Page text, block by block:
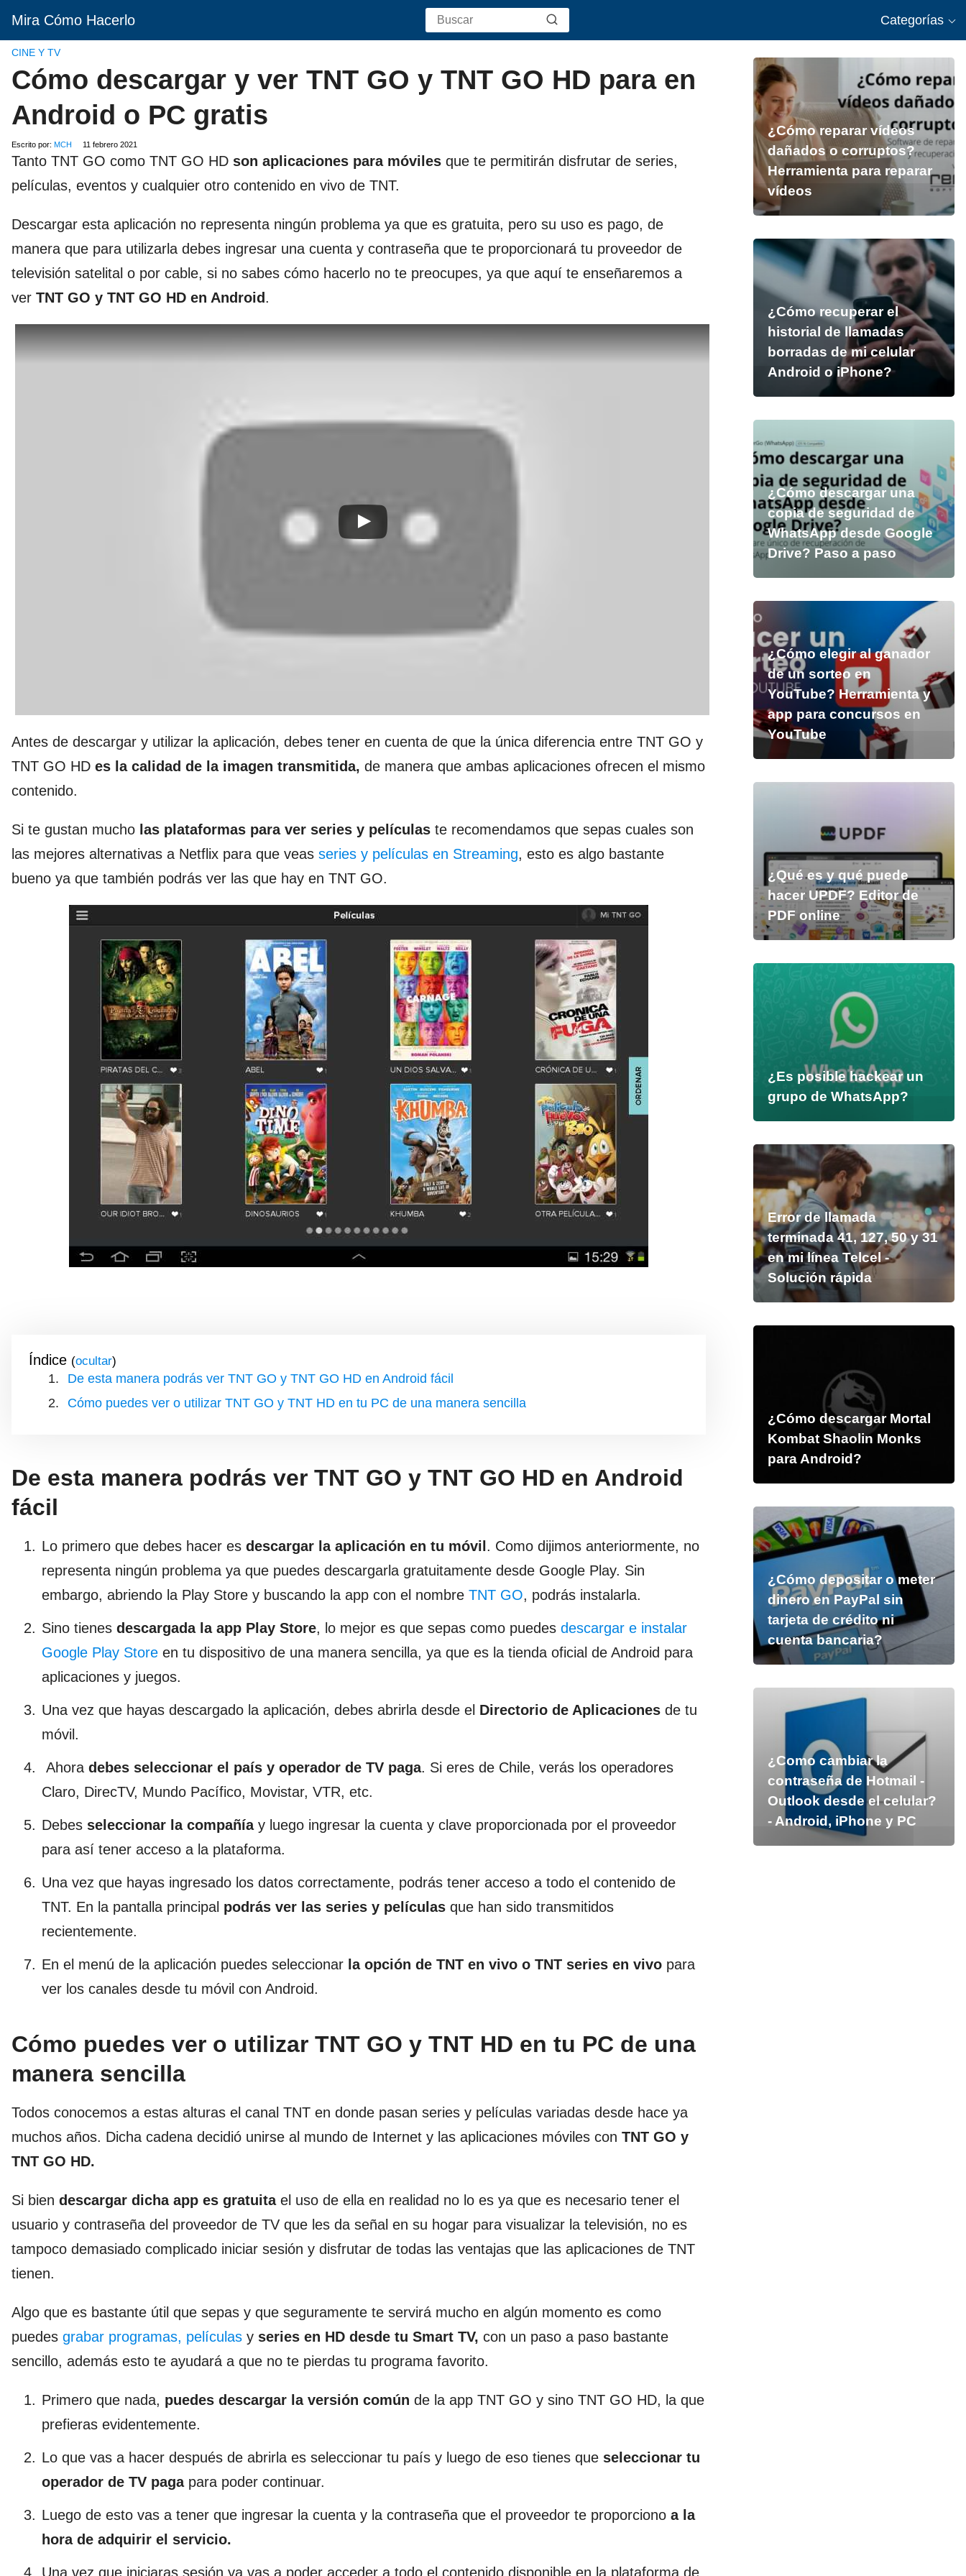
Mira Cómo Hacerlo Categorías
CINE Y TV
Cómo descargar y ver TNT GO y TNT GO HD para en
Android o PC gratis
Escrito por: MCH 11 febrero 2021
Tanto TNT GO como TNT GO HD son aplicaciones para móviles que te permitirán disfrutar de series,
películas, eventos y cualquier otro contenido en vivo de TNT.
Descargar esta aplicación no representa ningún problema ya que es gratuita, pero su uso es pago, de
manera que para utilizarla debes ingresar una cuenta y contraseña que te proporcionará tu proveedor de
televisión satelital o por cable, si no sabes cómo hacerlo no te preocupes, ya que aquí te enseñaremos a
ver TNT GO y TNT GO HD en Android .
Antes de descargar y utilizar la aplicación, debes tener en cuenta de que la única diferencia entre TNT GO y
TNT GO HD es la calidad de la imagen transmitida, de manera que ambas aplicaciones ofrecen el mismo
contenido.
Si te gustan mucho las plataformas para ver series y películas te recomendamos que sepas cuales son
las mejores alternativas a Netflix para que veas series y películas en Streaming, esto es algo bastante
bueno ya que también podrás ver las que hay en TNT GO.
Índice ( )
De esta manera podrás ver TNT GO y TNT GO HD en Android fácil
Cómo puedes ver o utilizar TNT GO y TNT HD en tu PC de una manera sencilla
De esta manera podrás ver TNT GO y TNT GO HD en Android
fácil
Lo primero que debes hacer es descargar la aplicación en tu móvil. Como dijimos anteriormente, no
representa ningún problema ya que puedes descargarla gratuitamente desde Google Play. Sin
embargo, abriendo la Play Store y buscando la app con el nombre TNT GO, podrás instalarla.
Sino tienes descargada la app Play Store, lo mejor es que sepas como puedes descargar e instalar
Google Play Store en tu dispositivo de una manera sencilla, ya que es la tienda oficial de Android para
aplicaciones y juegos.
Una vez que hayas descargado la aplicación, debes abrirla desde el Directorio de Aplicaciones de tu
móvil.
Ahora debes seleccionar el país y operador de TV paga. Si eres de Chile, verás los operadores
Claro, DirecTV, Mundo Pacífico, Movistar, VTR, etc.
Debes seleccionar la compañíay luego ingresar la cuenta y clave proporcionada por el proveedor
para así tener acceso a la plataforma.
Una vez que hayas ingresado los datos correctamente, podrás tener acceso a todo el contenido de
TNT. En la pantalla principal podrás ver las series y películas que han sido transmitidos
recientemente.
En el menú de la aplicación puedes seleccionar la opción de TNT en vivo o TNT series en vivo para
ver los canales desde tu móvil con Android.
Cómo puedes ver o utilizar TNT GO y TNT HD en tu PC de una
manera sencilla
Todos conocemos a estas alturas el canal TNT en donde pasan series y películas variadas desde hace ya
muchos años. Dicha cadena decidió unirse al mundo de Internet y las aplicaciones móviles con TNT GO y
TNT GO HD.
Si bien descargar dicha app es gratuitael uso de ella en realidad no lo es ya que es necesario tener el
usuario y contraseña del proveedor de TV que les da señal en su hogar para visualizar la televisión, no es
tampoco demasiado complicado iniciar sesión y disfrutar de todas las ventajas que las aplicaciones de TNT
tienen.
Algo que es bastante útil que sepas y que seguramente te servirá mucho en algún momento es como
puedes grabar programas, películas y series en HD desde tu Smart TV, con un paso a paso bastante
sencillo, además esto te ayudará a que no te pierdas tu programa favorito.
Primero que nada, puedes descargar la versión común de la app TNT GO y sino TNT GO HD, la que
prefieras evidentemente.
Lo que vas a hacer después de abrirla es seleccionar tu país y luego de eso tienes que seleccionar tu
operador de TV pagapara poder continuar.
Luego de esto vas a tener que ingresar la cuenta y la contraseña que el proveedor te proporciono a la
hora de adquirir el servicio.
Una vez que iniciaras sesión ya vas a poder acceder a todo el contenido disponible en la plataforma de
¿Cómo reparar vídeos
dañados o corruptos?
Herramienta para reparar
vídeos
¿Cómo recuperar el
historial de llamadas
borradas de mi celular
Android o iPhone?
¿Cómo descargar una
copia de seguridad de
WhatsApp desde Google
Drive? Paso a paso
¿Cómo elegir al ganador
de un sorteo en
YouTube? Herramienta y
app para concursos en
YouTube
¿Qué es y qué puede
hacer UPDF? Editor de
PDF online
¿Es posible hackear un
grupo de WhatsApp?
Error de llamada
terminada 41, 127, 50 y 31
en mi línea Telcel -
Solución rápida
¿Cómo descargar Mortal
Kombat Shaolin Monks
para Android?
¿Cómo depositar o meter
dinero en PayPal sin
tarjeta de crédito ni
cuenta bancaria?
¿Como cambiar la
contraseña de Hotmail -
Outlook desde el celular?
- Android, iPhone y PC